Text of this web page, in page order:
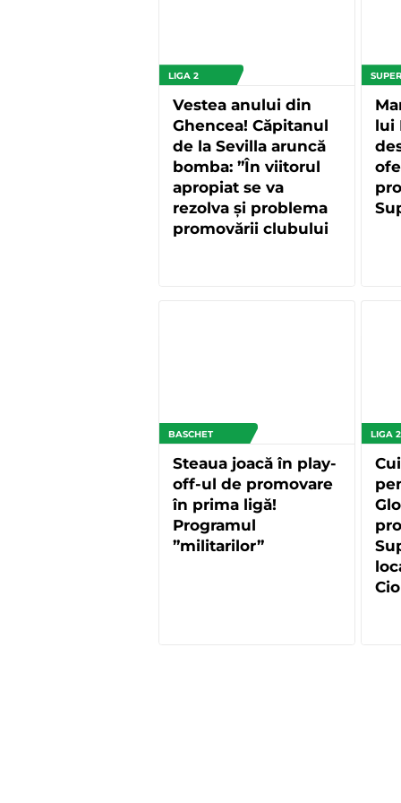
LIGA 2
Vestea anului din
Ghencea! Căpitanul
de la Sevilla aruncă
bomba: ”În viitorul
apropiat se va
rezolva şi problema
promovării clubului
lui
BASCHET
Steaua joacă în play-
off-ul de promovare
în prima ligă!
Programul
”militarilor”
LIGA 2